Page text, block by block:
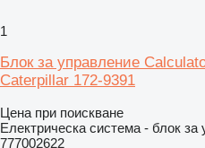
1
Блок за управление
Caterpillar 172-9391
Цена при поискване
Електрическа система - блок за
777002622